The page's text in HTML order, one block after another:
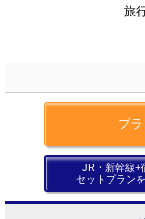
旅
プ
JR・新幹線+
セットプラン